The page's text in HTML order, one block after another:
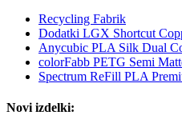
Recycling Fabrik
Dodatki LGX Shortcut
Anycubic PLA Silk Dual
colorFabb PETG Semi
Spectrum ReFill PLA
Novi izdelki: